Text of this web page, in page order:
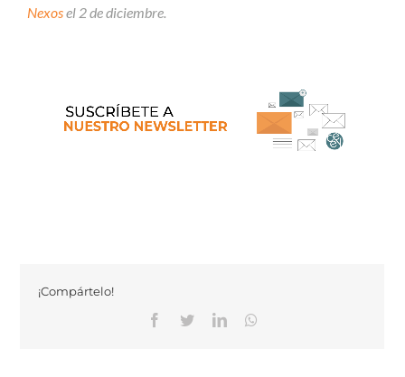
Nexosel 2 de diciembre.
¡Compártelo!
Facebook
TwitterLinkedinWhatsapp